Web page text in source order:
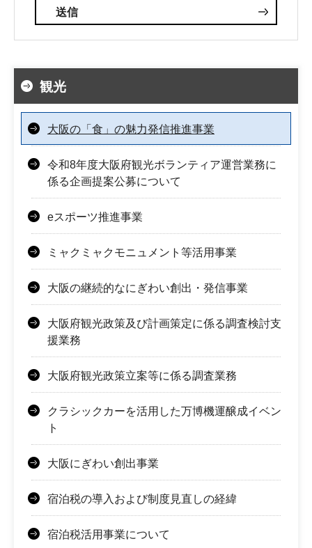
観光
大阪の「食」の魅力発信推進事業
令和8年度大阪府観光ボランティア運営業務に
係る企画提案公募について
eスポーツ推進事業
ミャクミャクモニュメント等活用事業
大阪の継続的なにぎわい創出・発信事業
大阪府観光政策及び計画策定に係る調査検討支
援業務
大阪府観光政策立案等に係る調査業務
クラシックカーを活用した万博機運醸成イベン
ト
大阪にぎわい創出事業
宿泊税の導入および制度見直しの経緯
宿泊税活用事業について